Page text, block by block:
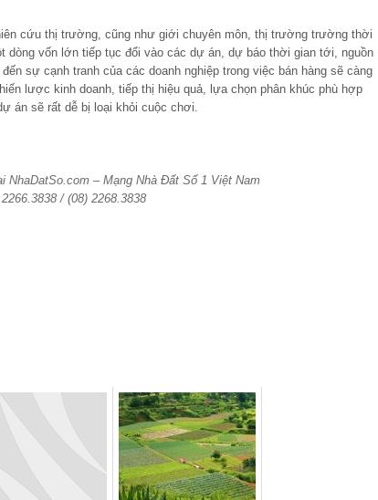
cứu thị trường, cũng như giới chuyên môn, thị trường trường thời
dòng vốn lớn tiếp tục đổi vào các dự án, dự báo thời gian tới, nguồn
sự cạnh tranh của các doanh nghiệp trong việc bán hàng sẽ càng
lược kinh doanh, tiếp thị hiệu quả, lựa chọn phân khúc phù hợp
án sẽ rất dễ bị loại khỏi cuộc chơi.
NhaDatSo.com – Mạng Nhà Đất Số 1 Việt Nam
/ (08) 2268.3838